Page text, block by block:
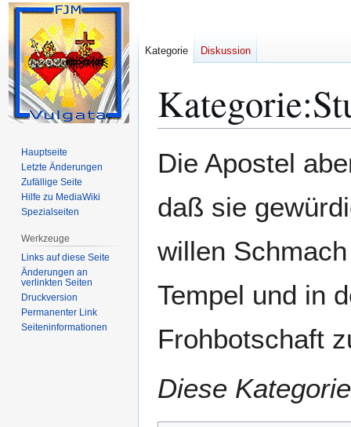
Kategorie:
Navigation
Suche
Die Apostel
daß sie
willen
Tempel und in
Frohbotschaft
Diese
Kategorie Diskussion
Hauptseite
Letzte Änderungen
Zufällige Seite
Hilfe zu MediaWiki
Spezialseiten
Werkzeuge
Links auf diese Seite
Änderungen an
verlinkten Seiten
Druckversion
Permanenter Link
Seiten­­informationen